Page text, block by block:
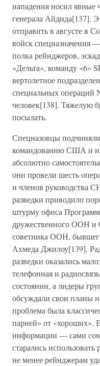
нападения носил явные
генерала Айдида[137].
отправить в августе в
войск спецназначения
полка рейнджеров,
«Дельта», команду «6»
вертолетное
специальных операций
человек[138]. Тяжелую
посылать.
Спецназовцы
командованию США и
абсолютно
они провели шесть
и членов руководства
разведки приводило
штурму офиса
дружественного ООН и
советника ООН,
Ахмеда Джилоу[139].
разведки оказались
телефонная и
состоянии, а лидеры
обсуждали свои планы
проблема была
парней» от «хороших».
информации — сами
старались
не менее рейнджерам